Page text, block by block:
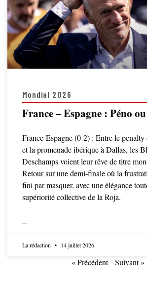
Mondial 2026
France – Espagne : Péno
France-Espagne (0-2) : Entre le penalty
et la promenade ibérique à Dallas, les
Deschamps voient leur rêve de titre
Retour sur une demi-finale où la
fini par masquer, avec une élégance
supériorité collective de la Roja.
La rédaction 14 juillet 2026
« Précédent Suivant »